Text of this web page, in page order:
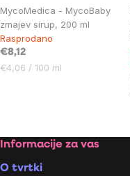
MycoMedica - MycoBaby
zmajev sirup, 200 ml
Rasprodano
€8,12
Cijena
€4,06 / 100 ml
Footer
Informacije za vas
O tvrtki